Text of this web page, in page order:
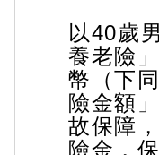
以40歲
養老險
幣（下
險金額
故保障
險金，